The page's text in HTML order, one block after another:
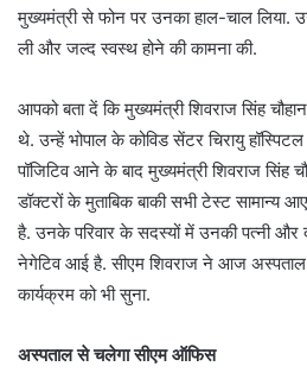
मुख्यमंत्री से फोन पर उनका हाल-चाल लिया.
ली और जल्द स्वस्थ होने की कामना की.
आपको बता दें कि मुख्यमंत्री शिवराज सिंह
थे. उन्हें भोपाल के कोविड सेंटर चिरायु हॉस्पिटल
पॉजिटिव आने के बाद मुख्यमंत्री शिवराज सिंह
डॉक्टरों के मुताबिक बाकी सभी टेस्ट सामान्य
है. उनके परिवार के सदस्यों में उनकी पत्नी और
नेगेटिव आई है. सीएम शिवराज ने आज अस्पताल
कार्यक्रम को भी सुना.
अस्पताल से चलेगा सीएम ऑफिस